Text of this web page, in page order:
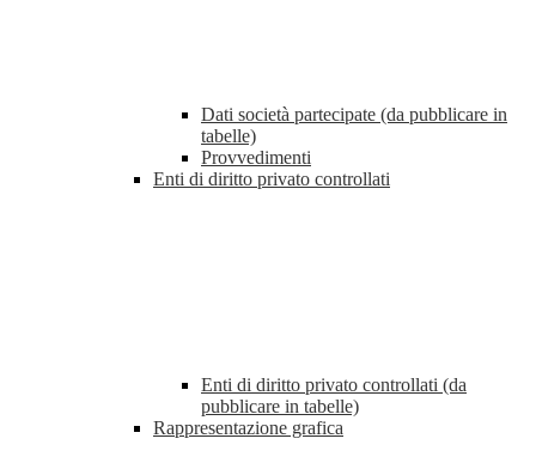
Dati società partecipate (da pubblicare in
tabelle)
Provvedimenti
Enti di diritto privato controllati
Enti di diritto privato controllati (da
pubblicare in tabelle)
Rappresentazione grafica